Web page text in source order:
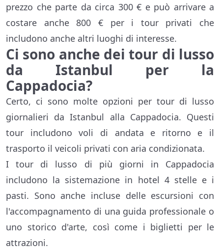
prezzo che parte da circa 300 € e può arrivare a
costare anche 800 € per i tour privati che
includono anche altri luoghi di interesse.
Ci sono anche dei tour di lusso
da Istanbul per la
Cappadocia?
Certo, ci sono molte opzioni per tour di lusso
giornalieri da Istanbul alla Cappadocia. Questi
tour includono voli di andata e ritorno e il
trasporto il veicoli privati con aria condizionata.
I tour di lusso di più giorni in Cappadocia
includono la sistemazione in hotel 4 stelle e i
pasti. Sono anche incluse delle escursioni con
l'accompagnamento di una guida professionale o
uno storico d'arte, così come i biglietti per le
attrazioni.